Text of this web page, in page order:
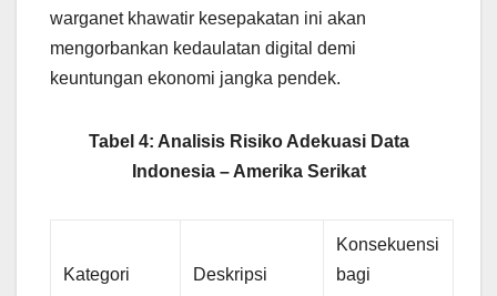
warganet khawatir kesepakatan ini akan
mengorbankan kedaulatan digital demi
keuntungan ekonomi jangka pendek.
Tabel 4: Analisis Risiko Adekuasi Data
Indonesia – Amerika Serikat
Kategori
Deskripsi
Konsekuensi
bagi